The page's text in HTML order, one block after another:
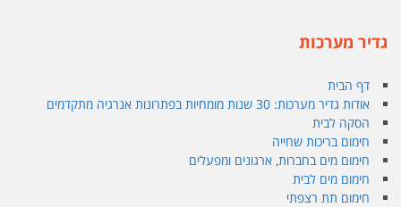
גדיר מערכות
דף הבית
אודות גדיר מערכות: 30 שנות מומחיות בפתרונות אנרגיה מתקדמים
הסקה לבית
חימום בריכות שחייה
חימום מים בחברות, ארגונים ומפעלים
חימום מים לבית
חימום תת רצפתי